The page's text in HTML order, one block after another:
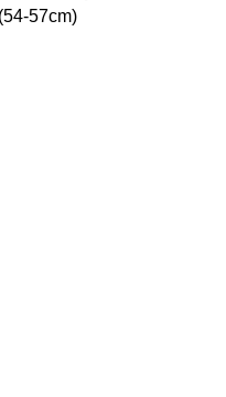
57cm)